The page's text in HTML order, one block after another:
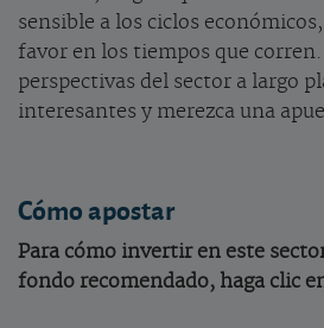
sensible a los ciclos
favor en los tiempos que
perspectivas del sector a largo
interesantes y merezca una
Cómo apostar
Para cómo invertir en este
fondo recomendado, haga clic